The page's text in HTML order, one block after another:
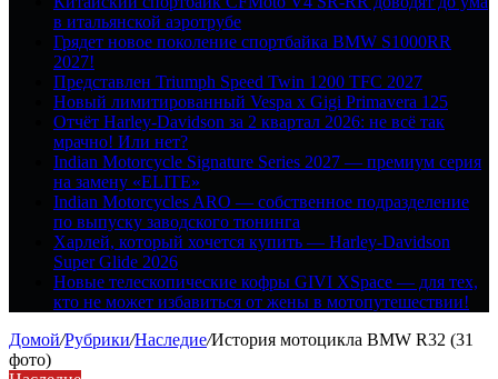
в итальянской аэротрубе
Грядет новое поколение спортбайка BMW S1000RR
2027!
Представлен Triumph Speed Twin 1200 TFC 2027
Новый лимитированный Vespa x Gigi Primavera 125
Отчёт Harley-Davidson за 2 квартал 2026: не всё так
мрачно! Или нет?
Indian Motorcycle Signature Series 2027 — премиум серия
на замену «ELITE»
Indian Motorcycles ARO — собственное подразделение
по выпуску заводского тюнинга
Харлей, который хочется купить — Harley-Davidson
Super Glide 2026
Новые телескопические кофры GIVI XSpace — для тех,
кто не может избавиться от жены в мотопутешествии!
Домой/Рубрики/Наследие/История мотоцикла BMW R32 (31
фото)